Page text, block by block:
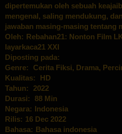
dipertemukan oleh sebuah
mengenal, saling mendukung,
jawaban masing-masing tentang
Oleh: Rebahan21: Nonton Film
layarkaca21 XXI
Diposting pada:
Genre:
Cerita Fiksi, Drama,
Kualitas:
HD
Tahun:
2022
Durasi: 88 Min
Negara: Indonesia
Rilis: 16 Dec 2022
Bahasa: Bahasa indonesia